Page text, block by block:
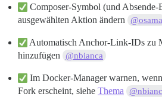
Composer-Symbol (und Absende-
ausgewählten Aktion ändern
@osama
Automatisch Anchor-Link-IDs zu
hinzufügen
@nbianca
Im Docker-Manager warnen,
Fork erscheint, siehe Thema